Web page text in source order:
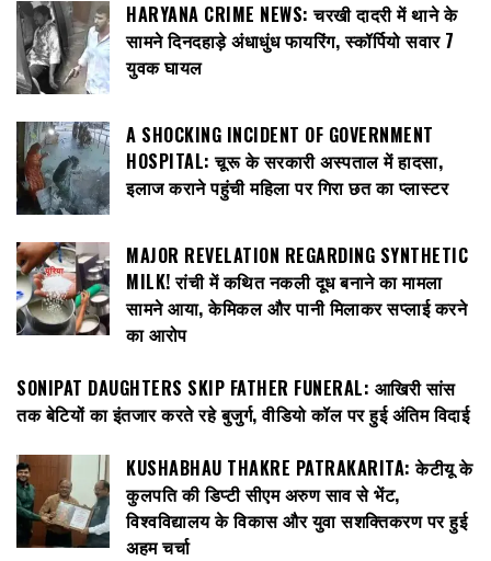
HARYANA CRIME NEWS: चरखी दादरी में थाने के
सामने दिनदहाड़े अंधाधुंध फायरिंग, स्कॉर्पियो सवार 7
युवक घायल
A SHOCKING INCIDENT OF GOVERNMENT
HOSPITAL: चूरू के सरकारी अस्पताल में हादसा,
इलाज कराने पहुंची महिला पर गिरा छत का प्लास्टर
MAJOR REVELATION REGARDING SYNTHETIC
MILK! रांची में कथित नकली दूध बनाने का मामला
सामने आया, केमिकल और पानी मिलाकर सप्लाई करने
का आरोप
SONIPAT DAUGHTERS SKIP FATHER FUNERAL: आखिरी सांस
तक बेटियों का इंतजार करते रहे बुजुर्ग, वीडियो कॉल पर हुई अंतिम विदाई
KUSHABHAU THAKRE PATRAKARITA: केटीयू के
कुलपति की डिप्टी सीएम अरुण साव से भेंट,
विश्वविद्यालय के विकास और युवा सशक्तिकरण पर हुई
अहम चर्चा